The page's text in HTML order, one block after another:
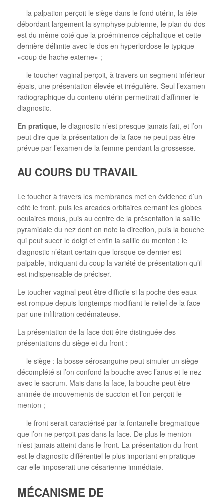
— la palpation perçoit le siège dans le fond utérin, la tête
débordant largement la symphyse pubienne, le plan du dos
est du même coté que la proéminence céphalique et cette
dernière délimite avec le dos en hyperlordose le typique
«coup de hache externe» ;
— le toucher vaginal perçoit, à travers un segment inférieur
épais, une présentation élevée et irrégulière. Seul l’examen
radiographique du contenu utérin permettrait d’affirmer le
diagnostic.
En pratique, le diagnostic n’est presque jamais fait, et l’on
peut dire que la présentation de la face ne peut pas être
prévue par l’examen de la femme pendant la grossesse.
AU COURS DU TRAVAIL
Le toucher à travers les membranes met en évidence d’un
côté le front, puis les arcades orbitaires cernant les globes
oculaires mous, puis au centre de la présentation la saillie
pyramidale du nez dont on note la direction, puis la bouche
qui peut sucer le doigt et enfin la saillie du menton ; le
diagnostic n’étant certain que lorsque ce dernier est
palpable, indiquant du coup la variété de présentation qu’il
est indispensable de préciser.
Le toucher vaginal peut être difficile si la poche des eaux
est rompue depuis longtemps modifiant le relief de la face
par une infiltration œdémateuse.
La présentation de la face doit être distinguée des
présentations du siège et du front :
— le siège : la bosse sérosanguine peut simuler un siège
décomplété si l’on confond la bouche avec l’anus et le nez
avec le sacrum. Mais dans la face, la bouche peut être
animée de mouvements de succion et l’on perçoit le
menton ;
— le front serait caractérisé par la fontanelle bregmatique
que l’on ne perçoit pas dans la face. De plus le menton
n’est jamais atteint dans le front. La présentation du front
est le diagnostic différentiel le plus important en pratique
car elle imposerait une césarienne immédiate.
MÉCANISME DE